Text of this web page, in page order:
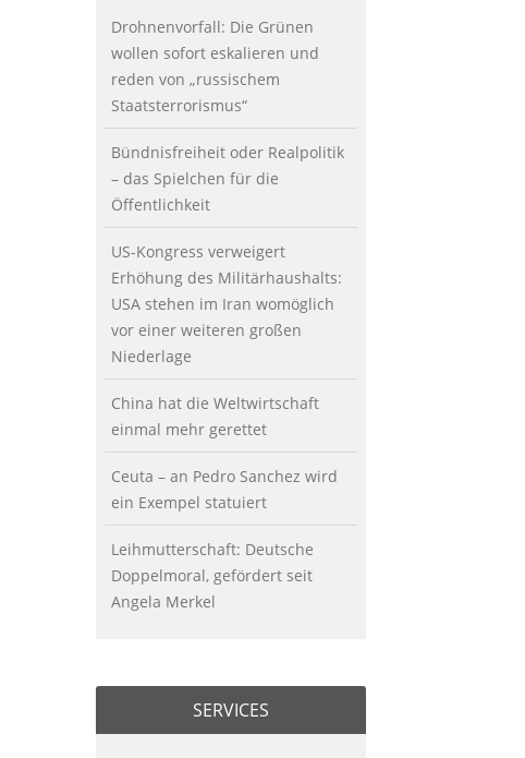
Drohnenvorfall: Die Grünen
wollen sofort eskalieren und
reden von „russischem
Staatsterrorismus“
Bündnisfreiheit oder Realpolitik
– das Spielchen für die
Öffentlichkeit
US-Kongress verweigert
Erhöhung des Militärhaushalts:
USA stehen im Iran womöglich
vor einer weiteren großen
Niederlage
China hat die Weltwirtschaft
einmal mehr gerettet
Ceuta – an Pedro Sanchez wird
ein Exempel statuiert
Leihmutterschaft: Deutsche
Doppelmoral, gefördert seit
Angela Merkel
SERVICES